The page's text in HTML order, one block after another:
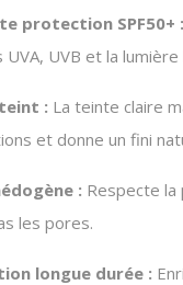
protection SPF50+ :
UVB et la lumière
: La teinte claire
et donne un fini
: Respecte la
les pores.
longue durée :